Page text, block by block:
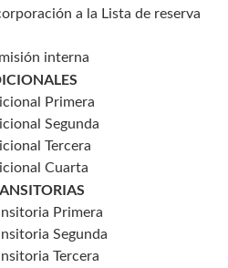
a la Lista de reserva
interna
Primera
Segunda
Tercera
Cuarta
Primera
Segunda
Tercera